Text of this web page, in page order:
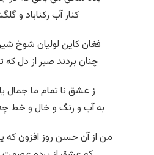
کنار آب رکناباد و
فغان کاین لولیان شوخ
چنان بردند صبر از دل که
ز عشق نا تمام ما جمال
به آب و رنگ و خال و خط
من از آن حسن روز افزون